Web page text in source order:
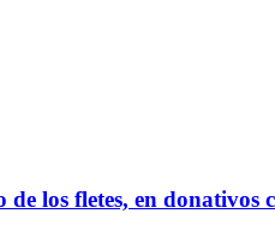
los fletes, en donativos